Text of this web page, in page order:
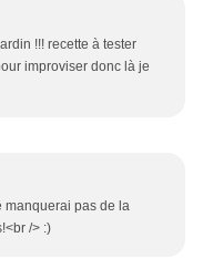
!!! recette à tester
improviser donc là je
manquerai pas de la
/> :)